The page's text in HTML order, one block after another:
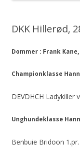
DKK Hillerød,
Dommer : Frank Kane,
Championklasse
DEVDHCH Ladykiller
Unghundeklasse
Benbuie Bridoon